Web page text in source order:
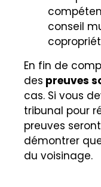
conseil
En fin de
des preuves
cas. Si vous
tribunal pour
preuves
démontrer
du voisinage.